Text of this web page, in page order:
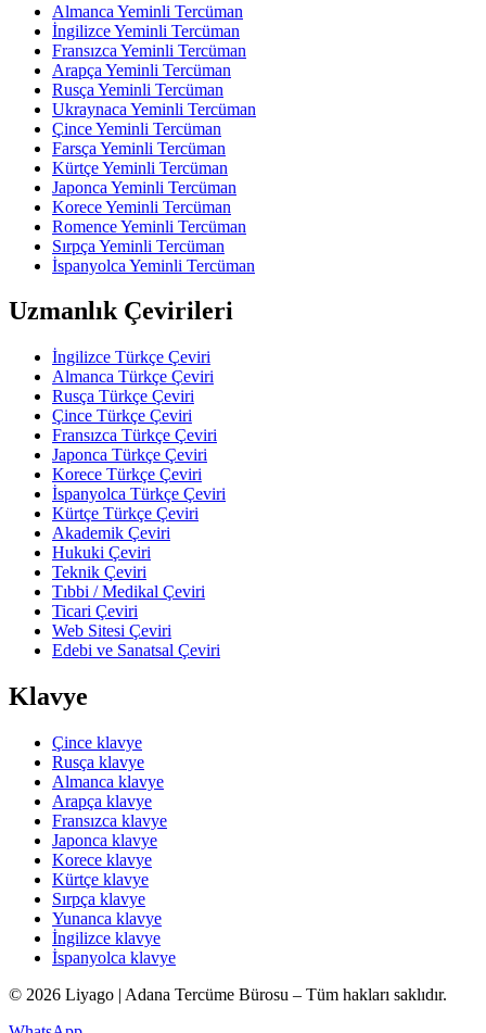
Almanca Yeminli Tercüman
İngilizce Yeminli Tercüman
Fransızca Yeminli Tercüman
Arapça Yeminli Tercüman
Rusça Yeminli Tercüman
Ukraynaca Yeminli Tercüman
Çince Yeminli Tercüman
Farsça Yeminli Tercüman
Kürtçe Yeminli Tercüman
Japonca Yeminli Tercüman
Korece Yeminli Tercüman
Romence Yeminli Tercüman
Sırpça Yeminli Tercüman
İspanyolca Yeminli Tercüman
Uzmanlık Çevirileri
İngilizce Türkçe Çeviri
Almanca Türkçe Çeviri
Rusça Türkçe Çeviri
Çince Türkçe Çeviri
Fransızca Türkçe Çeviri
Japonca Türkçe Çeviri
Korece Türkçe Çeviri
İspanyolca Türkçe Çeviri
Kürtçe Türkçe Çeviri
Akademik Çeviri
Hukuki Çeviri
Teknik Çeviri
Tıbbi / Medikal Çeviri
Ticari Çeviri
Web Sitesi Çeviri
Edebi ve Sanatsal Çeviri
Klavye
Çince klavye
Rusça klavye
Almanca klavye
Arapça klavye
Fransızca klavye
Japonca klavye
Korece klavye
Kürtçe klavye
Sırpça klavye
Yunanca klavye
İngilizce klavye
İspanyolca klavye
© 2026 Liyago | Adana Tercüme Bürosu – Tüm hakları saklıdır.